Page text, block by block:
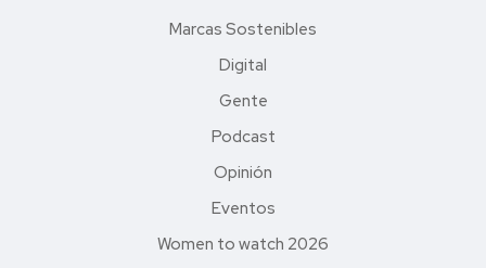
Marcas Sostenibles
Digital
Gente
Podcast
Opinión
Eventos
Women to watch 2026